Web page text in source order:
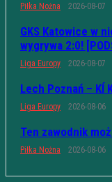
Piłka Nożna 2026-08-07
GKS Katowice w
wygrywa 2:0!
Liga Europy 2026-08-07
Lech Poznań – KÍ
Liga Europy 2026-08-06
Ten zawodnik
Piłka Nożna 2026-08-06